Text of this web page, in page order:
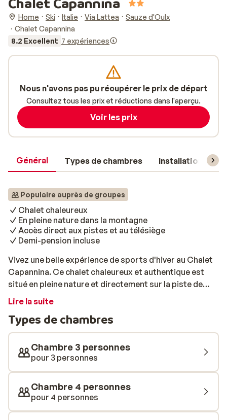
Home Ski Italie Via Lattea
Sauze d'Oulx
Chalet Capannina
8.2 Excellent 7 expériences
Général Types de chambres Installations
Populaire auprès de groupes
Chalet chaleureux
En pleine nature dans la montagne
Accès direct aux pistes et au télésiège
Demi-pension incluse
Vivez une belle expérience de sports d'hiver au Chalet
Capannina. Ce chalet chaleureux et authentique est
situé en pleine nature et directement sur la piste de
Sportinia, à seulement 50 mètres du télésiège.
recouverts de neige. Les chambres du Chalet
Capannina sont confortables et simplement
aménagées, avec toutes les installations nécessaires.
De plus, le petit-déjeuner et le dîner sont inclus, afin
que vous n'ayez à vous soucier de rien et puissiez
profiter pleinement des pistes. Remarque: Le télésiège
Sportina est nécessaire pour accéder au chalet. Il part
du village. Vous pouvez passer le village en voiture et
Lire la suite
Types de chambres
Chambre 3 personnes
pour 3 personnes
Chambre 4 personnes
pour 4 personnes
Nous n'avons pas pu récupérer le prix de départ
Consultez tous les prix et réductions dans l'aperçu.
Voir les prix